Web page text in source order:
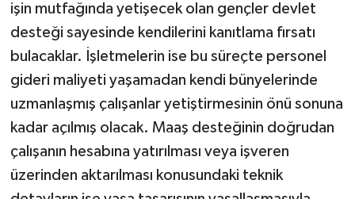
işin mutfağında yetişecek olan gençler devlet
desteği sayesinde kendilerini kanıtlama fırsatı
bulacaklar. İşletmelerin ise bu süreçte personel
gideri maliyeti yaşamadan kendi bünyelerinde
uzmanlaşmış çalışanlar yetiştirmesinin önü sonuna
kadar açılmış olacak. Maaş desteğinin doğrudan
çalışanın hesabına yatırılması veya işveren
üzerinden aktarılması konusundaki teknik